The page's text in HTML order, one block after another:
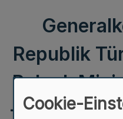
Republik
Bek. d.
– LPA II 1 –
Cookie-